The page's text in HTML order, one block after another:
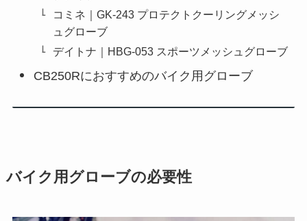
コミネ｜GK-243 プロテクトクーリングメッシ
ュグローブ
デイトナ｜HBG-053 スポーツメッシュグローブ
CB250Rにおすすめのバイク用グローブ
バイク用グローブの必要性